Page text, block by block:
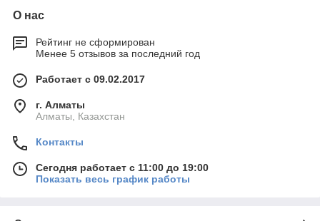
О нас
Рейтинг не сформирован
Менее 5 отзывов за последний год
Работает с 09.02.2017
г. Алматы
Алматы, Казахстан
Контакты
Сегодня работает с 11:00 до 19:00
Показать весь график работы